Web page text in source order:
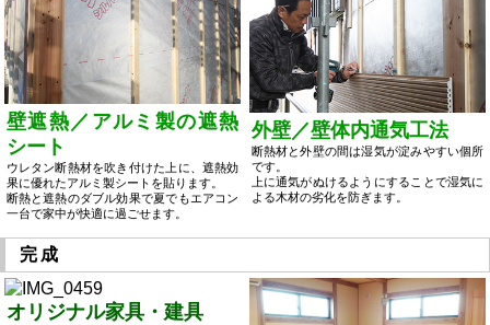
壁遮熱／アルミ製の遮熱
シート
ウレタン断熱材を吹き付けた上に、遮熱効
果に優れたアルミ製シートを貼ります。
断熱と遮熱のダブル効果で夏でもエアコン
一台で家中が快適に過ごせます。
外壁／壁体内通気工法
断熱材と外壁の間は湿気が淀みやすい個所
です。
上に通気がぬけるようにすることで湿気に
よる木材の劣化を防ぎます。
完成
オリジナル家具・建具